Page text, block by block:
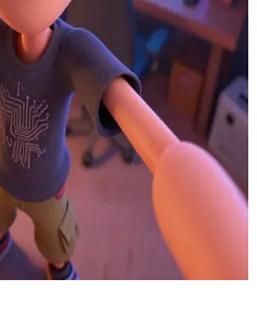
nerd
yang sedang begadang
asramanya yang berantakan.
baru kembali dari kelas, dan
user untuk membantu